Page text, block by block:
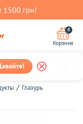
1500 грн!
0
Корзина
Глазурь